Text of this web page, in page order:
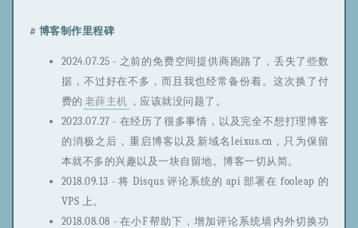
博客制作里程碑
2024.07.25 - 之前的免费空间提供商跑路了，丢失了些数
据，不过好在不多，而且我也经常备份着。这次换了付
费的 老薛主机 ，应该就没问题了。
2023.07.27 - 在经历了很多事情，以及完全不想打理博客
的消极之后，重启博客以及新域名leixus.cn，只为保留
本就不多的兴趣以及一块自留地。博客一切从简。
2018.09.13 - 将 Disqus 评论系统的 api 部署在 fooleap 的
VPS 上。
2018.08.08 - 在小F帮助下，增加评论系统墙内外切换功